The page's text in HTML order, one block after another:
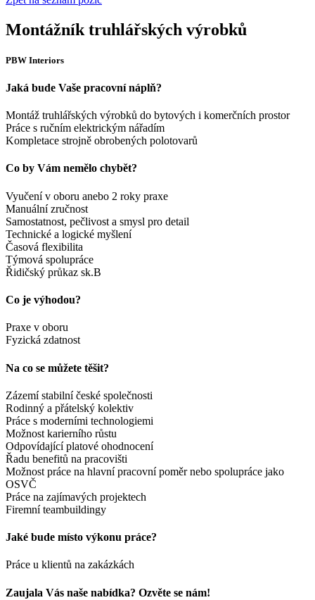
Montážník truhlářských výrobků
PBW Interiors
Jaká bude Vaše pracovní náplň?
Montáž truhlářských výrobků do bytových i komerčních prostor
Práce s ručním elektrickým nářadím
Kompletace strojně obrobených polotovarů
Co by Vám nemělo chybět?
Vyučení v oboru anebo 2 roky praxe
Manuální zručnost
Samostatnost, pečlivost a smysl pro detail
Technické a logické myšlení
Časová flexibilita
Týmová spolupráce
Řidičský průkaz sk.B
Co je výhodou?
Praxe v oboru
Fyzická zdatnost
Na co se můžete těšit?
Zázemí stabilní české společnosti
Rodinný a přátelský kolektiv
Práce s moderními technologiemi
Možnost karierního růstu
Odpovídající platové ohodnocení
Řadu benefitů na pracovišti
Možnost práce na hlavní pracovní poměr nebo spolupráce jako
OSVČ
Práce na zajímavých projektech
Firemní teambuildingy
Jaké bude místo výkonu práce?
Práce u klientů na zakázkách
Zaujala Vás naše nabídka? Ozvěte se nám!